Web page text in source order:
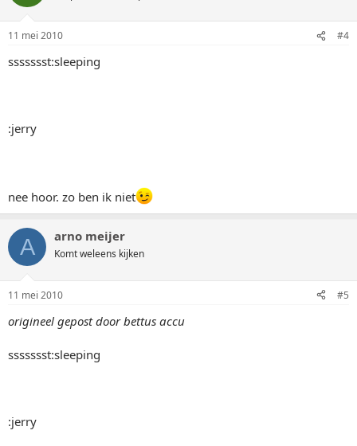
11 mei 2010 #4
ssssssst:sleeping
:jerry
nee hoor. zo ben ik niet
A arno meijer
Komt weleens kijken
11 mei 2010 #5
origineel gepost door bettus accu
ssssssst:sleeping
:jerry